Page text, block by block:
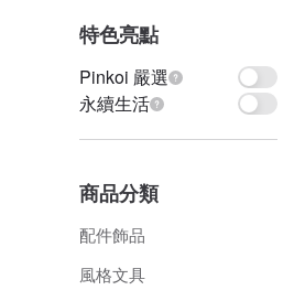
特色亮點
Pinkoi 嚴選
永續生活
商品分類
配件飾品
風格文具